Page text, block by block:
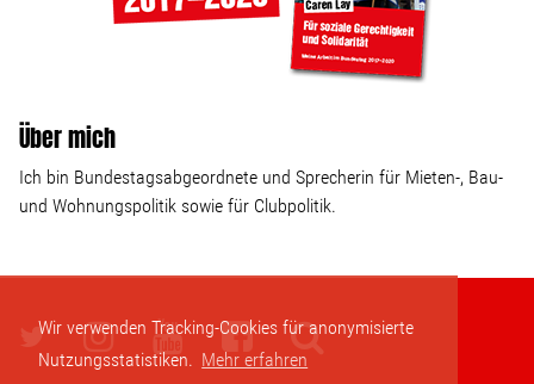
Wir verwenden Tracking-Cookies für anonymisierte
Nutzungsstatistiken. Mehr erfahren
Über mich
Ich bin Bundestagsabgeordnete und Sprecherin für Mieten-, Bau-
und Wohnungspolitik sowie für Clubpolitik.